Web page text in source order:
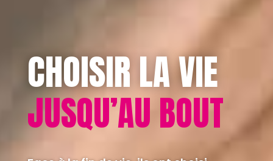
CHOISIR LA VIE
JUSQU’AU BOUT